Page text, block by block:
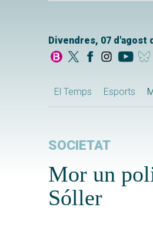
Divendres, 07 d'agost
El Temps Esports
SOCIETAT
Mor un
Sóller